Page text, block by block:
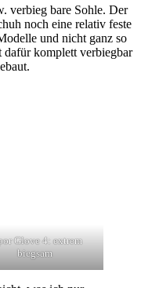
verbieg bare Sohle. Der
noch eine relativ feste
und nicht ganz so
komplett verbiegbar
Glove 4: extrem
biegsam